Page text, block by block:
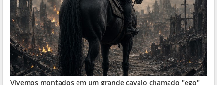
Vivemos montados em um grande cavalo chamado "ego"